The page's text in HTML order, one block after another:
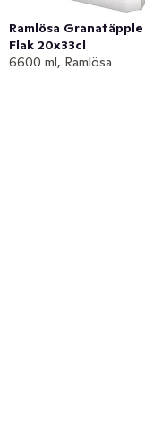
Ramlösa Granatäpple
Flak 20x33cl
6600 ml, Ramlösa